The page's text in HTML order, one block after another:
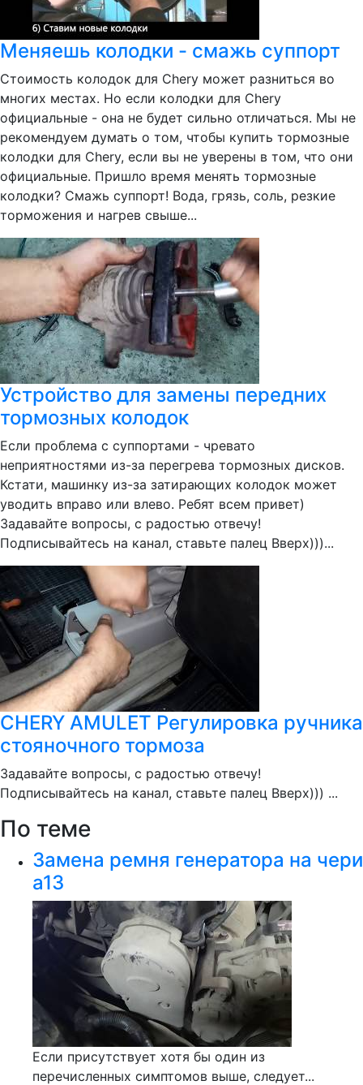
Меняешь колодки - смажь суппорт
Стоимость колодок для Chery может разниться во
многих местах. Но если колодки для Chery
официальные - она не будет сильно отличаться. Мы не
рекомендуем думать о том, чтобы купить тормозные
колодки для Chery, если вы не уверены в том, что они
официальные. Пришло время менять тормозные
колодки? Смажь суппорт! Вода, грязь, соль, резкие
торможения и нагрев свыше...
Устройство для замены передних
тормозных колодок
Если проблема с суппортами - чревато
неприятностями из-за перегрева тормозных дисков.
Кстати, машинку из-за затирающих колодок может
уводить вправо или влево. Ребят всем привет)
Задавайте вопросы, с радостью отвечу!
Подписывайтесь на канал, ставьте палец Вверх)))...
CHERY AMULET Регулировка ручника
стояночного тормоза
Задавайте вопросы, с радостью отвечу!
Подписывайтесь на канал, ставьте палец Вверх))) ...
По теме
Замена ремня генератора на чери
а13
Если присутствует хотя бы один из
перечисленных симптомов выше, следует...